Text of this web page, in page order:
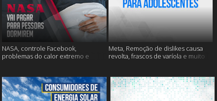
NASA, controle Facebook,
problemas do calor extremo e
Meta, Remoção de dislikes causa
revolta, frascos de varíola e muito